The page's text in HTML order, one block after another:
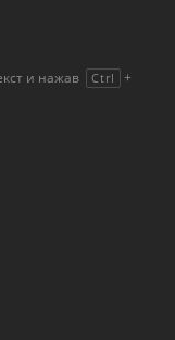
и нажав Ctrl +